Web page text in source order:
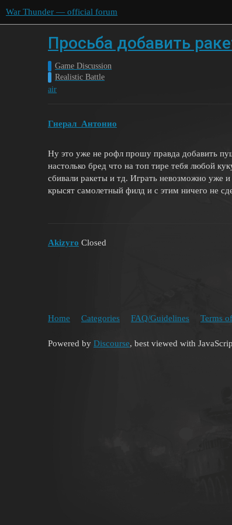
War Thunder — official forum
Просьба добавить
Game Discussion
Realistic Battle
air
Гнерал_Антонио
Ну это уже не рофл прошу правда добавить
настолько бред что на топ тире тебя любой
сбивали ракеты и тд. Играть невозможно уже
крысят самолетный филд и с этим ничего не
Akizyro Closed
Home Categories FAQ/Guidelines Terms
Powered by Discourse, best viewed with